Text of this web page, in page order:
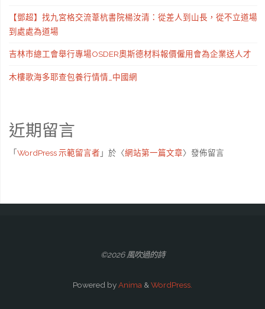
【鄧超】找九宮格交流葦杭書院楊汝清：從差人到山長，從不立道場
到處處為道場
吉林市總工會舉行專場OSDER奧斯德材料報價僱用會為企業送人才
木樓歌海多耶查包養行情情_中國網
近期留言
「 WordPress 示範留言者 」於〈網站第一篇文章〉發佈留言
©2026 風吹過的詩
Powered byAnima &WordPress.